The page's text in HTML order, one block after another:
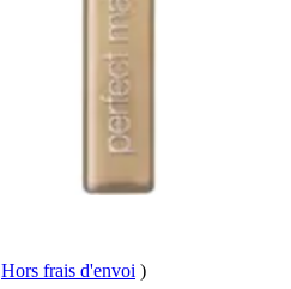
Hors frais d'envoi )